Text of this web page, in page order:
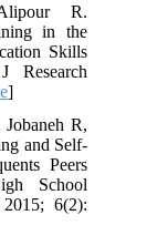
R.
in the
Skills
Research
Jobaneh R,
and Self-
Peers
School
2015; 6(2):